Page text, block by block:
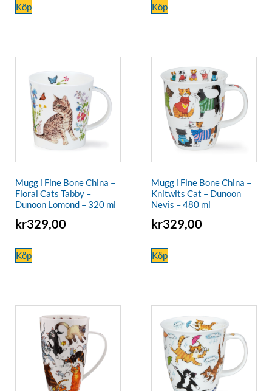
Köp Köp
Mugg i Fine Bone China –
Floral Cats Tabby –
Dunoon Lomond – 320 ml
kr329,00
Köp
Mugg i Fine Bone China –
Knitwits Cat – Dunoon
Nevis – 480 ml
kr329,00
Köp